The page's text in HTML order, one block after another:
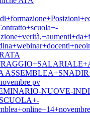
pv
NUOVE-